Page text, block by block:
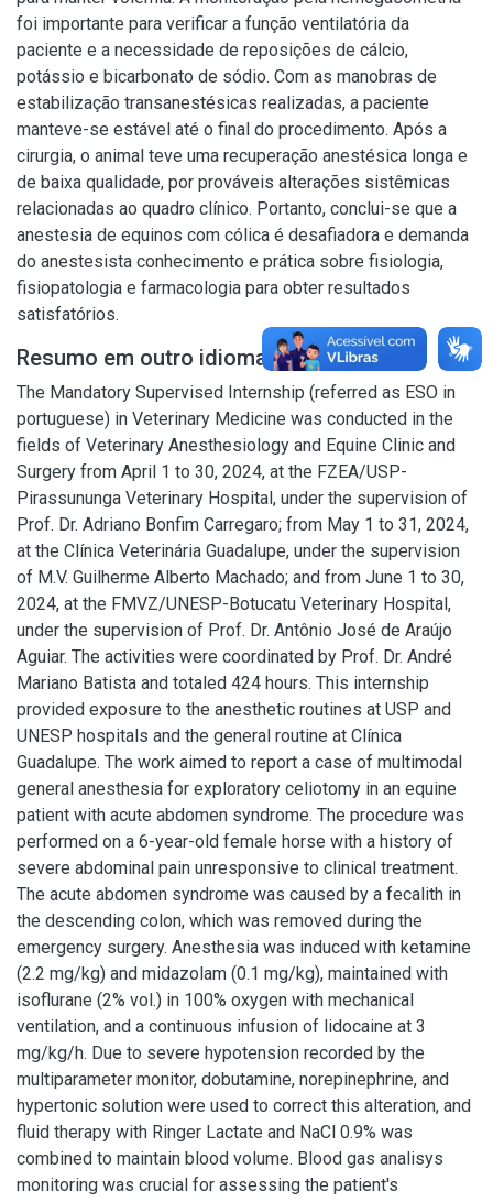
foi importante para verificar a função ventilatória da
paciente e a necessidade de reposições de cálcio,
potássio e bicarbonato de sódio. Com as manobras de
estabilização transanestésicas realizadas, a paciente
manteve-se estável até o final do procedimento. Após a
cirurgia, o animal teve uma recuperação anestésica longa e
de baixa qualidade, por prováveis alterações sistêmicas
relacionadas ao quadro clínico. Portanto, conclui-se que a
anestesia de equinos com cólica é desafiadora e demanda
do anestesista conhecimento e prática sobre fisiologia,
fisiopatologia e farmacologia para obter resultados
satisfatórios.
Resumo em outro idioma
The Mandatory Supervised Internship (referred as ESO in
portuguese) in Veterinary Medicine was conducted in the
fields of Veterinary Anesthesiology and Equine Clinic and
Surgery from April 1 to 30, 2024, at the FZEA/USP-
Pirassununga Veterinary Hospital, under the supervision of
Prof. Dr. Adriano Bonfim Carregaro; from May 1 to 31, 2024,
at the Clínica Veterinária Guadalupe, under the supervision
of M.V. Guilherme Alberto Machado; and from June 1 to 30,
2024, at the FMVZ/UNESP-Botucatu Veterinary Hospital,
under the supervision of Prof. Dr. Antônio José de Araújo
Aguiar. The activities were coordinated by Prof. Dr. André
Mariano Batista and totaled 424 hours. This internship
provided exposure to the anesthetic routines at USP and
UNESP hospitals and the general routine at Clínica
Guadalupe. The work aimed to report a case of multimodal
general anesthesia for exploratory celiotomy in an equine
patient with acute abdomen syndrome. The procedure was
performed on a 6-year-old female horse with a history of
severe abdominal pain unresponsive to clinical treatment.
The acute abdomen syndrome was caused by a fecalith in
the descending colon, which was removed during the
emergency surgery. Anesthesia was induced with ketamine
(2.2 mg/kg) and midazolam (0.1 mg/kg), maintained with
isoflurane (2% vol.) in 100% oxygen with mechanical
ventilation, and a continuous infusion of lidocaine at 3
mg/kg/h. Due to severe hypotension recorded by the
multiparameter monitor, dobutamine, norepinephrine, and
hypertonic solution were used to correct this alteration, and
fluid therapy with Ringer Lactate and NaCl 0.9% was
combined to maintain blood volume. Blood gas analisys
monitoring was crucial for assessing the patient's